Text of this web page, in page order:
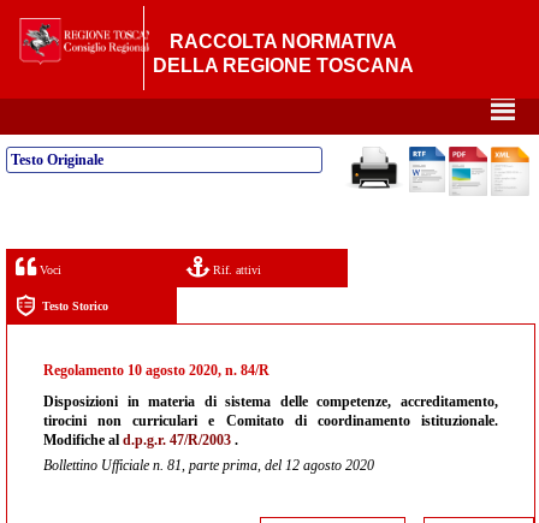
RACCOLTA NORMATIVA
DELLA REGIONE TOSCANA
²
Testo Originale
Voci Rif. attivi
Testo Storico
Regolamento 10 agosto 2020, n. 84/R
Disposizioni in materia di sistema delle competenze, accreditamento,
tirocini non curriculari e Comitato di coordinamento istituzionale.
Modifiche al d.p.g.r. 47/R/2003 .
Bollettino Ufficiale n. 81, parte prima, del 12 agosto 2020